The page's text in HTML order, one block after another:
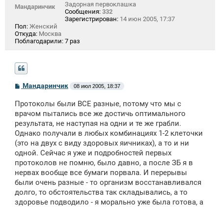
Мандаринчик
Задорная первоклашка
Сообщения: 332
Зарегистрирован: 14 июн 2005, 17:37
Пол: Женский
Откуда: Москва
Поблагодарили: 7 раз
С
б
щ
е
н
и
Мандаринчик 08 июл 2005, 18:37
Протоколы были ВСЕ разные, потому что мы с
врачом пытались все же достичь оптимального
результата, не наступая на одни и те же грабли.
Однако получали в любых комбинациях 1-2 клеточки
(это на двух с виду здоровых яичниках), а то и ни
одной. Сейчас я уже и подробностей первых
протоколов не помню, было давно, а после ЗБ я в
нервах вообще все бумаги порвала. И перерывы
были очень разные - то организм восстанавливался
долго, то обстоятельства так складывались, а то
здоровье подводило - я морально уже была готова, а